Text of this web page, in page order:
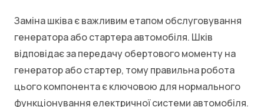
Заміна шківа є важливим етапом обслуговування
генератора або стартера автомобіля. Шків
відповідає за передачу обертового моменту на
генератор або стартер, тому правильна робота
цього компонента є ключовою для нормального
функціонування електричної системи автомобіля.